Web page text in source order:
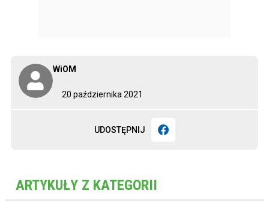
20 października 2021
WiOM
UDOSTĘPNIJ
ARTYKUŁY Z KATEGORII